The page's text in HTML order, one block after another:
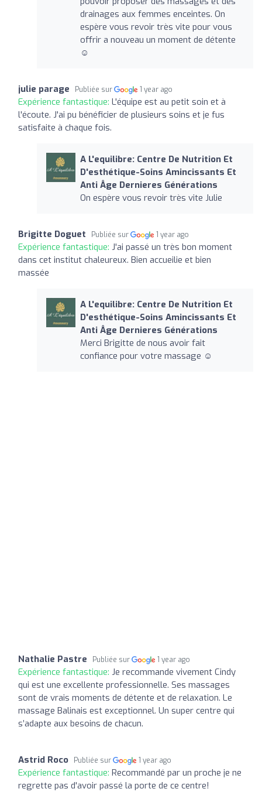
drainages aux femmes enceintes. On
espère vous revoir très vite pour vous
offrir a nouveau un moment de détente
☺️
julie parage Publiée sur 1 year ago
Expérience fantastique: L'équipe est au petit soin et à
l'écoute. J'ai pu bénéficier de plusieurs soins et je fus
satisfaite à chaque fois.
A L'equilibre: Centre De Nutrition Et
D'esthétique-Soins Amincissants Et
Anti Âge Dernieres Générations
On espère vous revoir très vite Julie
Brigitte Doguet Publiée sur 1 year ago
Expérience fantastique: J'ai passé un très bon moment
dans cet institut chaleureux. Bien accueilie et bien
massée
A L'equilibre: Centre De Nutrition Et
D'esthétique-Soins Amincissants Et
Anti Âge Dernieres Générations
Merci Brigitte de nous avoir fait
confiance pour votre massage ☺️
Nathalie Pastre Publiée sur 1 year ago
Expérience fantastique: Je recommande vivement Cindy
qui est une excellente professionnelle. Ses massages
sont de vrais moments de détente et de relaxation. Le
massage Balinais est exceptionnel. Un super centre qui
s’adapte aux besoins de chacun.
Astrid Roco Publiée sur 1 year ago
Expérience fantastique: Recommandé par un proche je ne
regrette pas d'avoir passé la porte de ce centre!